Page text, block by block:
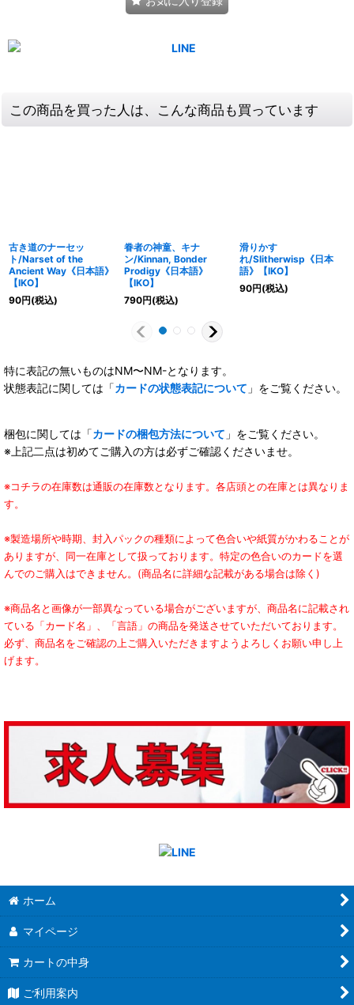
この商品を買った人は、こんな商品も買っています
古き道のナーセッ
ト/Narset of the
Ancient Way《日本語》
【IKO】
90円(税込)
眷者の神童、キナ
ン/Kinnan, Bonder
Prodigy《日本語》
【IKO】
790円(税込)
滑りかす
れ/Slitherwisp《日本
語》【IKO】
90円(税込)
特に表記の無いものはNM〜NM-となります。
状態表記に関しては「カードの状態表記について 」をご覧ください。
梱包に関しては「カードの梱包方法について 」をご覧ください。
※上記二点は初めてご購入の方は必ずご確認くださいませ。
※コチラの在庫数は通販の在庫数となります。各店頭との在庫とは異なりま
す。
※製造場所や時期、封入パックの種類によって色合いや紙質がかわることが
ありますが、同一在庫として扱っております。特定の色合いのカードを選
んでのご購入はできません。(商品名に詳細な記載がある場合は除く)
※商品名と画像が一部異なっている場合がございますが、商品名に記載され
ている「カード名」、「言語」の商品を発送させていただいております。
必ず、商品名をご確認の上ご購入いただきますようよろしくお願い申し上
げます。
ホーム
マイページ
カートの中身
ご利用案内